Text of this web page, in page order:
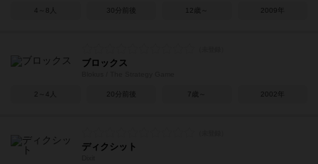
4～8人 30分前後 12歳～ 2009年
ブロックス
2～4人 20分前後 7歳～ 2002年
ディクシット